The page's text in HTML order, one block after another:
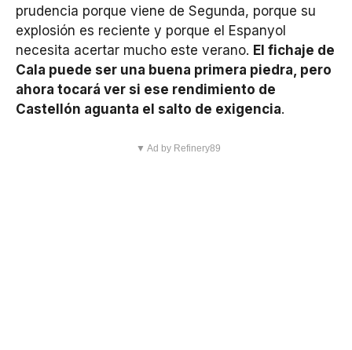
prudencia porque viene de Segunda, porque su
explosión es reciente y porque el Espanyol
necesita acertar mucho este verano. El fichaje de
Cala puede ser una buena primera piedra, pero
ahora tocará ver si ese rendimiento de
Castellón aguanta el salto de exigencia.
▼ Ad by Refinery89